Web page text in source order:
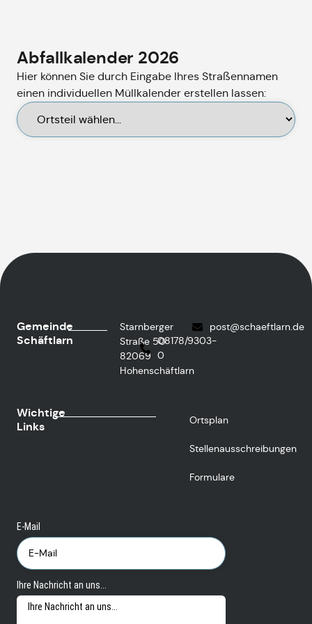
Abfallkalender 2026
Hier können Sie durch Eingabe Ihres Straßennamen
einen individuellen Müllkalender erstellen lassen:
Gemeinde
Schäftlarn
Starnberger
Straße 50
82069
Hohenschäftlarn
08178/9303-
0
post@schaeftlarn.de
Wichtige
Links
Ortsplan
Stellenausschreibungen
Formulare
E-Mail
Ihre Nachricht an uns...